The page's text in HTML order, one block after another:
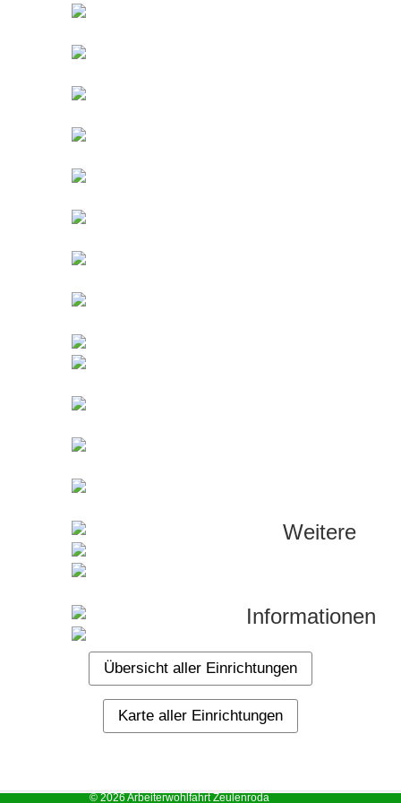
Weitere
Informationen
Übersicht aller Einrichtungen
Karte aller Einrichtungen
© 2026 Arbeiterwohlfahrt Zeulenroda